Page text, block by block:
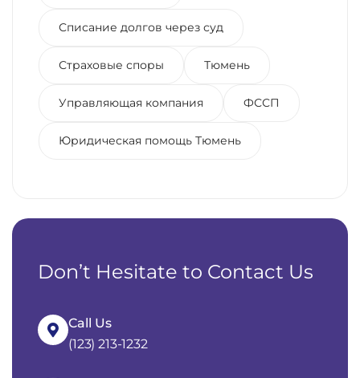
Списание долгов через суд
Страховые споры Тюмень
Управляющая компания ФССП
Юридическая помощь Тюмень
Don’t Hesitate to Contact Us
Call Us
(123) 213-1232